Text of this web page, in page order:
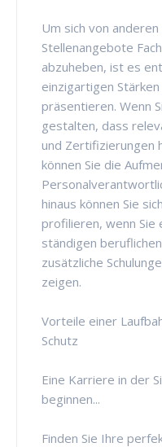
Um sich von
Stellenangebote
abzuheben, ist es
einzigartigen
präsentieren. Wenn
gestalten, dass
und Zertifizierungen
können Sie die
hinaus können Sie
profilieren, wenn Sie
ständigen
zusätzliche
zeigen.
Vorteile einer
Schutz
Eine Karriere in der
beginnen...
Finden Sie Ihre